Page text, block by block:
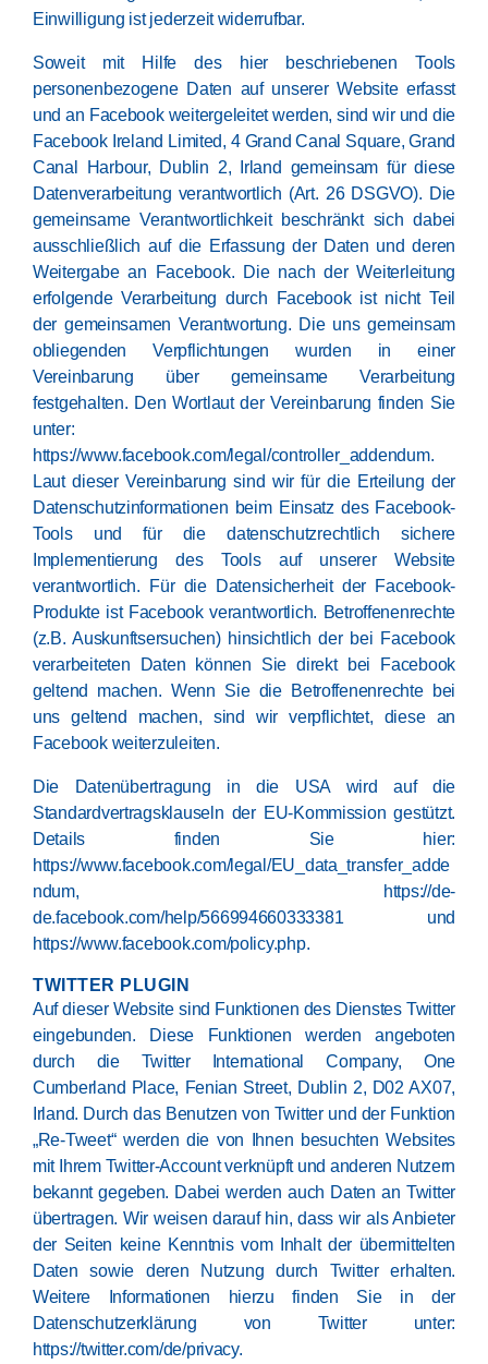
Einwilligung ist jederzeit widerrufbar.
Soweit mit Hilfe des hier beschriebenen Tools
personenbezogene Daten auf unserer Website erfasst
und an Facebook weitergeleitet werden, sind wir und die
Facebook Ireland Limited, 4 Grand Canal Square, Grand
Canal Harbour, Dublin 2, Irland gemeinsam für diese
Datenverarbeitung verantwortlich (Art. 26 DSGVO). Die
gemeinsame Verantwortlichkeit beschränkt sich dabei
ausschließlich auf die Erfassung der Daten und deren
Weitergabe an Facebook. Die nach der Weiterleitung
erfolgende Verarbeitung durch Facebook ist nicht Teil
der gemeinsamen Verantwortung. Die uns gemeinsam
obliegenden Verpflichtungen wurden in einer
Vereinbarung über gemeinsame Verarbeitung
festgehalten. Den Wortlaut der Vereinbarung finden Sie
unter:
https://www.facebook.com/legal/controller_addendum.
Laut dieser Vereinbarung sind wir für die Erteilung der
Datenschutzinformationen beim Einsatz des Facebook-
Tools und für die datenschutzrechtlich sichere
Implementierung des Tools auf unserer Website
verantwortlich. Für die Datensicherheit der Facebook-
Produkte ist Facebook verantwortlich. Betroffenenrechte
(z.B. Auskunftsersuchen) hinsichtlich der bei Facebook
verarbeiteten Daten können Sie direkt bei Facebook
geltend machen. Wenn Sie die Betroffenenrechte bei
uns geltend machen, sind wir verpflichtet, diese an
Facebook weiterzuleiten.
Die Datenübertragung in die USA wird auf die
Standardvertragsklauseln der EU-Kommission gestützt.
Details finden Sie hier:
https://www.facebook.com/legal/EU_data_transfer_adde
ndum,
https://de-
de.facebook.com/help/566994660333381 und
https://www.facebook.com/policy.php.
TWITTER PLUGIN
Auf dieser Website sind Funktionen des Dienstes Twitter
eingebunden. Diese Funktionen werden angeboten
durch die Twitter International Company, One
Cumberland Place, Fenian Street, Dublin 2, D02 AX07,
Irland. Durch das Benutzen von Twitter und der Funktion
„Re-Tweet“ werden die von Ihnen besuchten Websites
mit Ihrem Twitter-Account verknüpft und anderen Nutzern
bekannt gegeben. Dabei werden auch Daten an Twitter
übertragen. Wir weisen darauf hin, dass wir als Anbieter
der Seiten keine Kenntnis vom Inhalt der übermittelten
Daten sowie deren Nutzung durch Twitter erhalten.
Weitere Informationen hierzu finden Sie in der
Datenschutzerklärung von Twitter unter:
https://twitter.com/de/privacy.